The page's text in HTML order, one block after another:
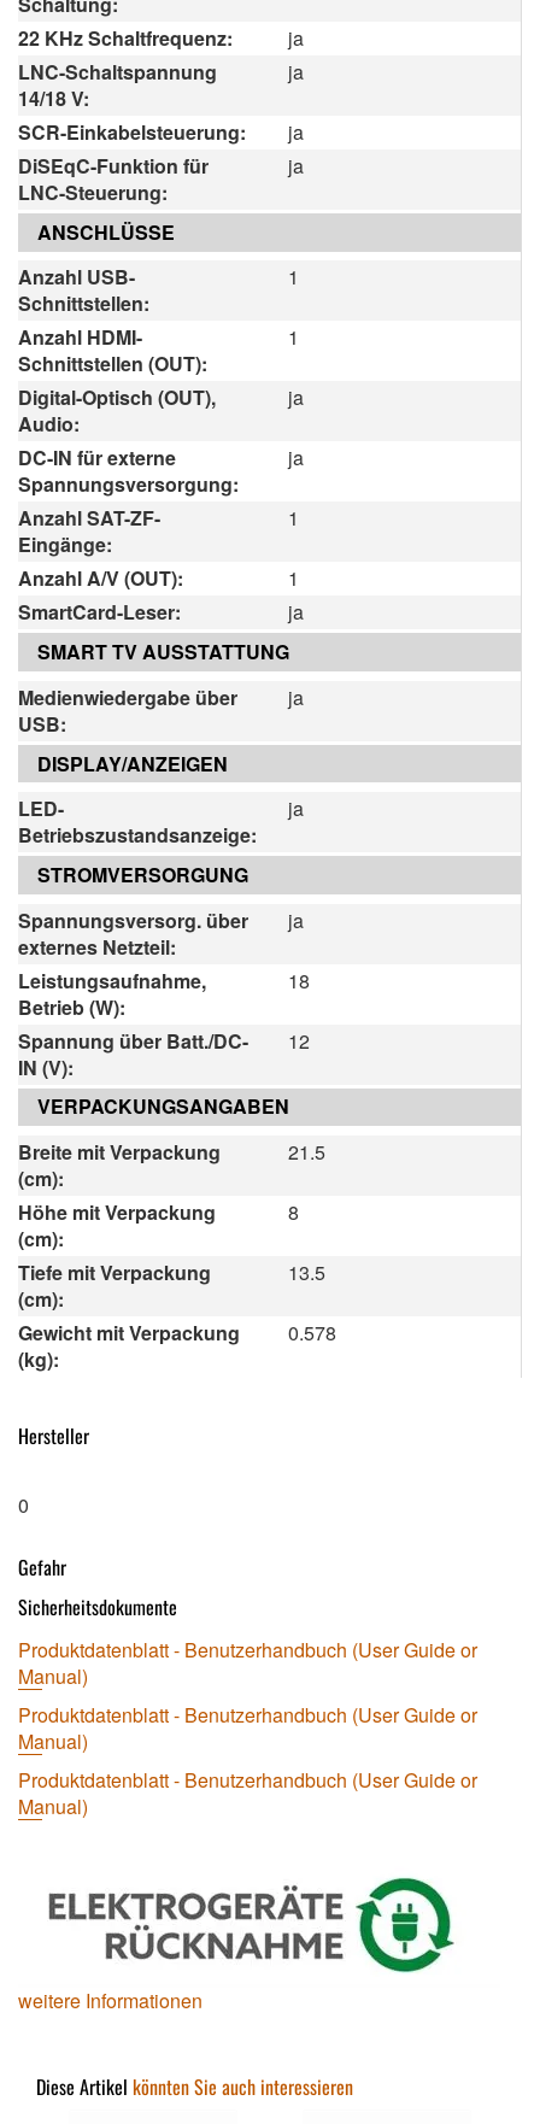
22 KHz Schaltfrequenz:
ja
LNC-Schaltspannung
14/18 V:
ja
SCR-Einkabelsteuerung:
ja
DiSEqC-Funktion für
LNC-Steuerung:
ja
ANSCHLÜSSE
Anzahl USB-
Schnittstellen:
1
Anzahl HDMI-
Schnittstellen (OUT):
1
Digital-Optisch (OUT),
Audio:
ja
DC-IN für externe
Spannungsversorgung:
ja
Anzahl SAT-ZF-
Eingänge:
1
Anzahl A/V (OUT):
1
SmartCard-Leser:
ja
SMART TV AUSSTATTUNG
Medienwiedergabe über
USB:
ja
DISPLAY/ANZEIGEN
LED-
Betriebszustandsanzeige:
ja
STROMVERSORGUNG
Spannungsversorg. über
externes Netzteil:
ja
Leistungsaufnahme,
Betrieb (W):
18
Spannung über Batt./DC-
IN (V):
12
VERPACKUNGSANGABEN
Breite mit Verpackung
(cm):
21.5
Höhe mit Verpackung
(cm):
8
Tiefe mit Verpackung
(cm):
13.5
Gewicht mit Verpackung
(kg):
0.578
Hersteller
0
Gefahr
Sicherheitsdokumente
Produktdatenblatt - Benutzerhandbuch (User Guide or
Manual)
Produktdatenblatt - Benutzerhandbuch (User Guide or
Manual)
Produktdatenblatt - Benutzerhandbuch (User Guide or
Manual)
weitere Informationen
Diese Artikel könnten Sie auch interessieren